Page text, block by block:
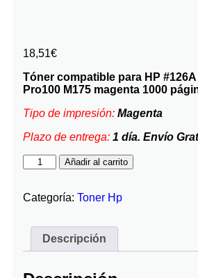
18,51€
Tóner compatible para HP
Pro100 M175 magenta 1000
Tipo de impresión: Magenta
Plazo de entrega: 1 día. Envío
Añadir al carrito
Categoría: Toner Hp
Descripción